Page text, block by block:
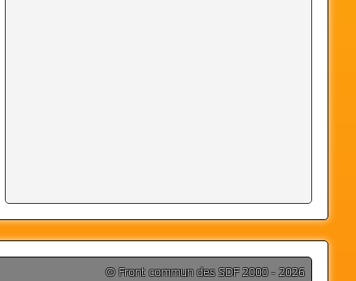
© Front commun des SDF 2000 - 2026